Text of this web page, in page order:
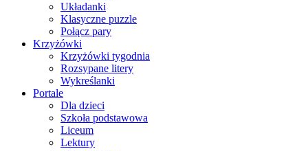
Układanki
Klasyczne puzzle
Połącz pary
Krzyżówki
Krzyżówki tygodnia
Rozsypane litery
Wykreślanki
Portale
Dla dzieci
Szkoła podstawowa
Liceum
Lektury